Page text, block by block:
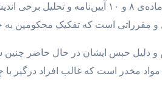
نیمه‌باز» و «زندان باز» تقسیم می‌شوند بر
است که تفکیک محکومین به
حبس ایشان در حال حاضر چنین
مخدر است که غالب افراد درگیر با